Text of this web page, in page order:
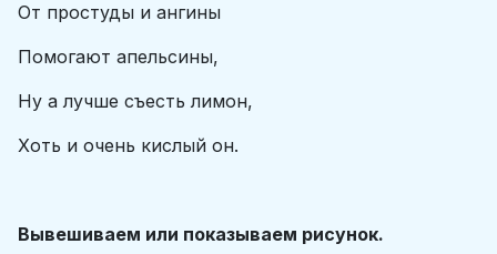
От простуды и ангины
Помогают апельсины,
Ну а лучше съесть лимон,
Хоть и очень кислый он.
Вывешиваем или показываем рисунок.